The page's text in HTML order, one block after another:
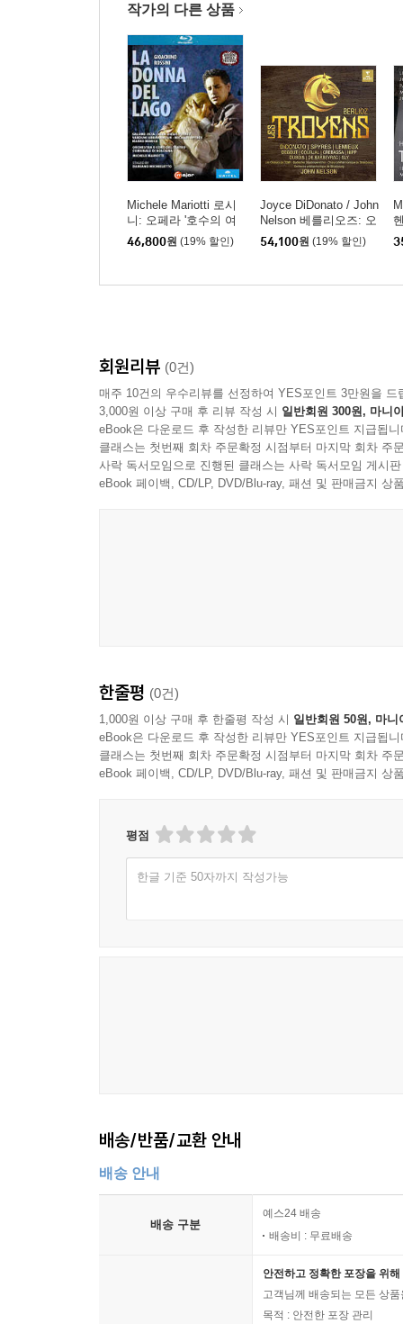
작가의 다른 상품
Michele Mariotti 로시
니: 오페라 '호수의 여
인' (Rossini: La donna
del lago)
46,800원 (19% 할인)
Joyce DiDonato / John
Nelson 베를리오즈: 오
페라 '트로이인' (Berlio
z: Les Troyens)
54,100원 (19% 할인)
l:
회원리뷰 (0건)
매주 10건의 우수리뷰를 선정하여 YES포인트 3만원을 드
3,000원 이상 구매 후 리뷰 작성 시 일반회원 300원, 마니
eBook은 다운로드 후 작성한 리뷰만 YES포인트 지급됩니
클래스는 첫번째 회차 주문확정 시점부터 마지막 회차 주
사락 독서모임으로 진행된 클래스는 사락 독서모임 게시
eBook 페이백, CD/LP, DVD/Blu-ray, 패션 및 판매금지 상
한줄평 (0건)
1,000원 이상 구매 후 한줄평 작성 시 일반회원 50원, 마니
eBook은 다운로드 후 작성한 리뷰만 YES포인트 지급됩니
클래스는 첫번째 회차 주문확정 시점부터 마지막 회차 주
eBook 페이백, CD/LP, DVD/Blu-ray, 패션 및 판매금지 상
평점
한글 기준 50자까지 작성가능
배송/반품/교환 안내
배송 안내
배송 구분
예스24 배송
배송비 : 무료배송
안전하고 정확한 포장을 위
고객님께 배송되는 모든 상
목적 : 안전한 포장 관리